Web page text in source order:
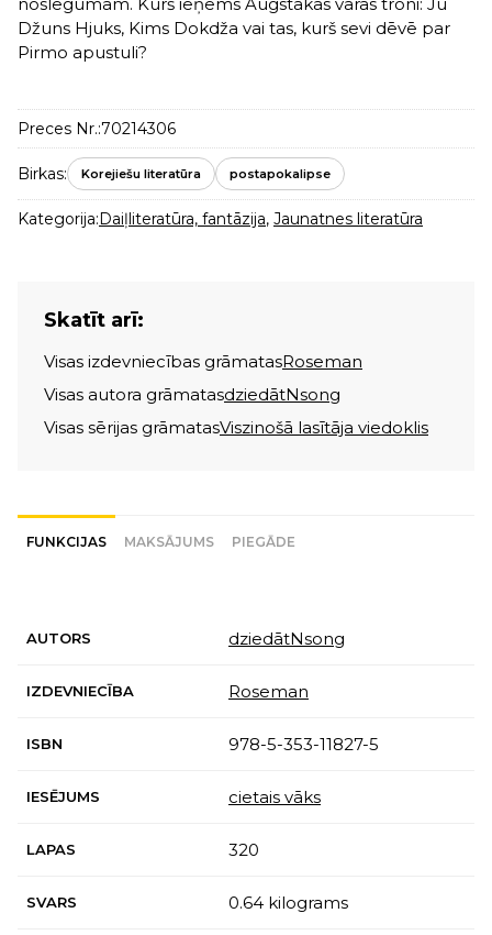
Džuns Hjuks, Kims Dokdža vai tas, kurš sevi dēvē par
Pirmo apustuli?
Preces Nr.:70214306
Birkas: Korejiešu literatūra postapokalipse
Kategorija:Daiļliteratūra, fantāzija, Jaunatnes literatūra
Skatīt arī:
Visas izdevniecības grāmatasRoseman
Visas autora grāmatasdziedātNsong
Visas sērijas grāmatasViszinošā lasītāja viedoklis
FUNKCIJAS MAKSĀJUMS PIEGĀDE
AUTORS dziedātNsong
IZDEVNIECĪBA Roseman
ISBN 978-5-353-11827-5
IESĒJUMS cietais vāks
LAPAS 320
SVARS 0.64 kilograms